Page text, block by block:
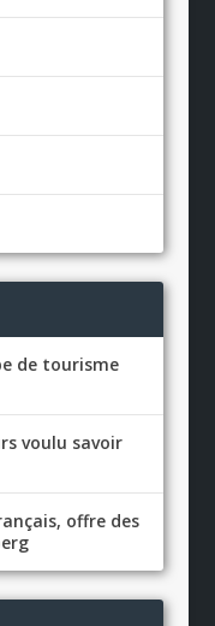
de tourisme
voulu savoir
offre des